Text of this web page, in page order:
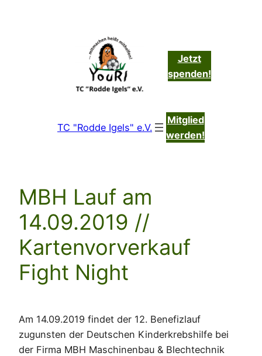
Jetzt
spenden!
TC "Rodde Igels" e.V.
Mitglied
werden!
MBH Lauf am
14.09.2019 //
Kartenvorverkauf
Fight Night
Am 14.09.2019 findet der 12. Benefizlauf
zugunsten der Deutschen Kinderkrebshilfe bei
der Firma MBH Maschinenbau & Blechtechnik